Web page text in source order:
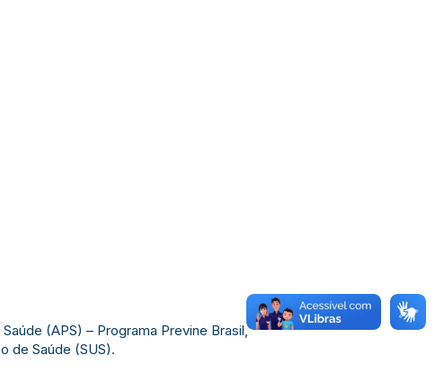
(APS) – Programa Previne Brasil,
de Saúde (SUS).